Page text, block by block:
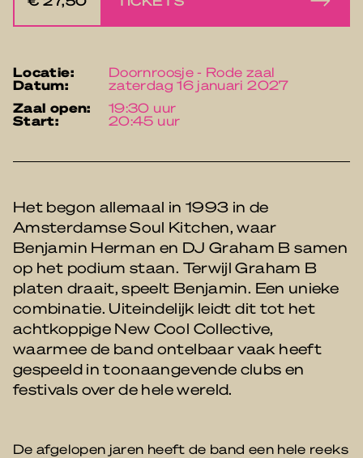
locatie: Doornroosje - Rode zaal
datum:
zaterdag 16 januari 2027
zaal open:
19:30 uur
start: 20:45 uur
Het begon allemaal in 1993 in de
Amsterdamse Soul Kitchen, waar
Benjamin Herman en DJ Graham B samen
op het podium staan. Terwijl Graham B
platen draait, speelt Benjamin. Een unieke
combinatie. Uiteindelijk leidt dit tot het
achtkoppige New Cool Collective,
waarmee de band ontelbaar vaak heeft
gespeeld in toonaangevende clubs en
festivals over de hele wereld.
De afgelopen jaren heeft de band een hele reeks